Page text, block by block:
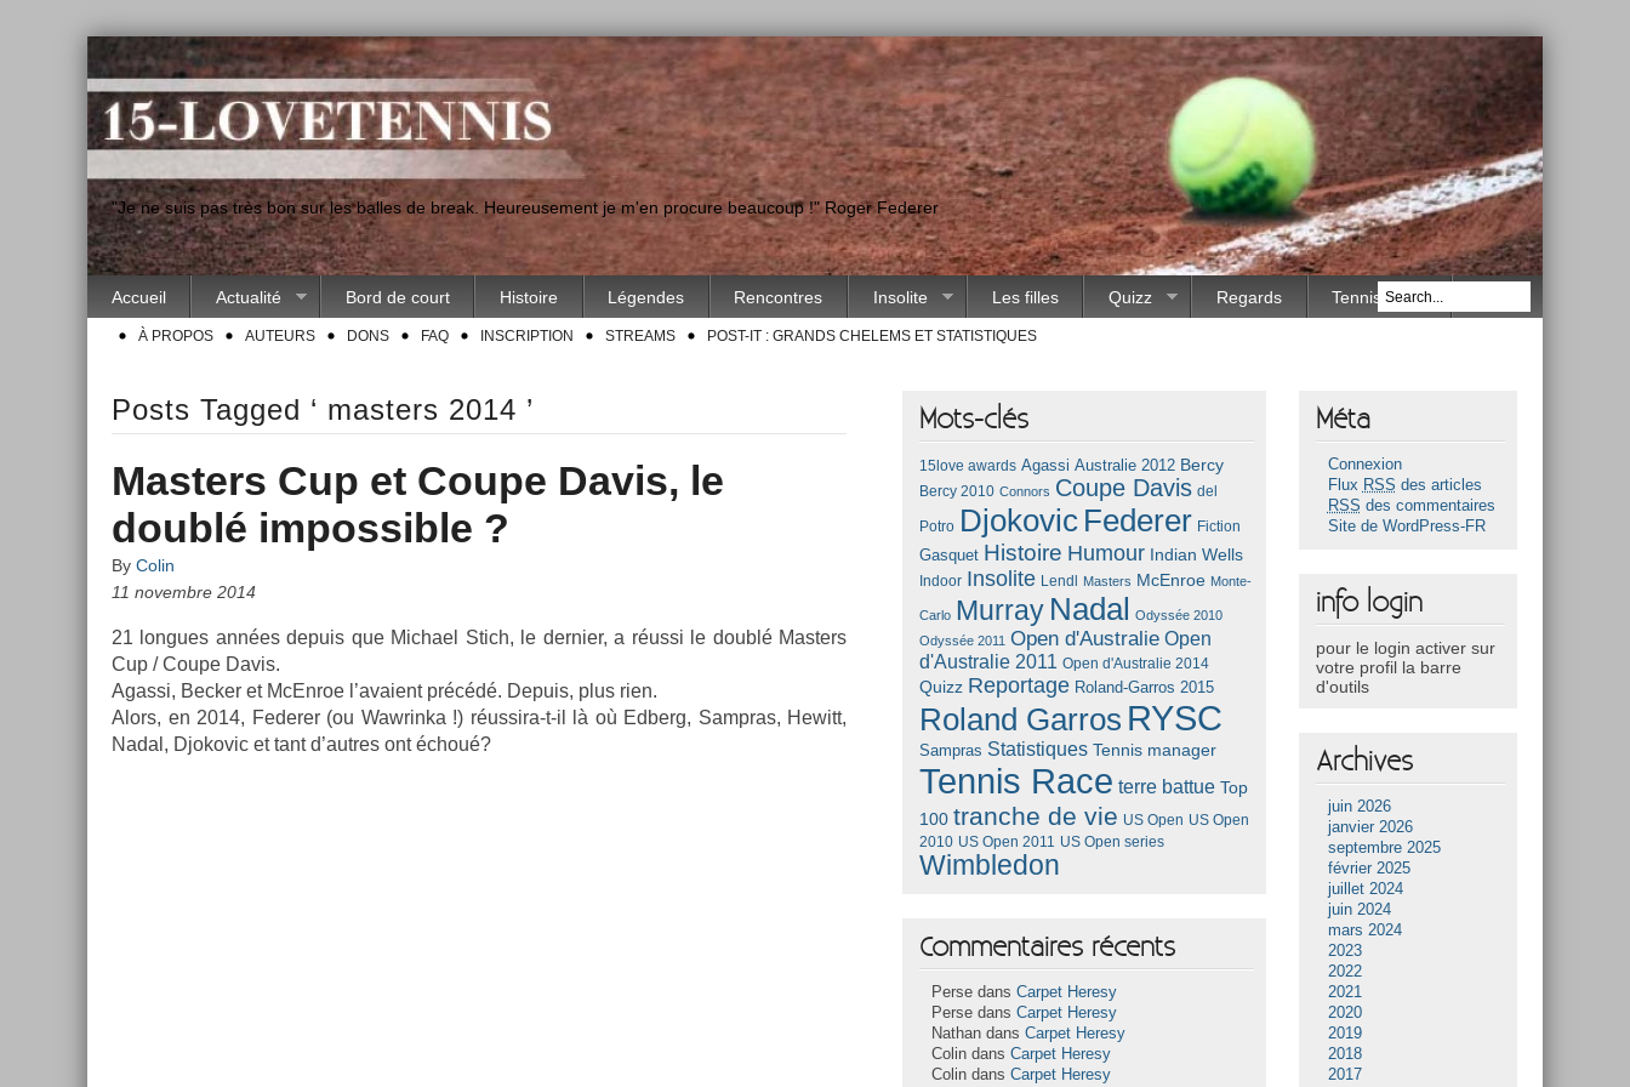
"Je ne suis pas très bon sur les balles de break. Heureusement je m'en procure beaucoup !" Roger Federer
Accueil Actualité Bord de court Histoire Légendes Rencontres Insolite Les filles Quizz Regards Tennis Race
À PROPOS AUTEURS DONS FAQ INSCRIPTION STREAMS POST-IT : GRANDS CHELEMS ET STATISTIQUES
Posts Tagged ‘ masters 2014 ’
Masters Cup et Coupe Davis, le
doublé impossible ?
By Colin
11 novembre 2014
21 lon­gues années de­puis que Mic­hael Stich, le de­rni­er, a réussi le doublé Mast­ers
Cup / Coupe Davis.
Agas­si, Be­ck­er et McEn­roe l’avaient précédé. De­puis, plus rien.
Alors, en 2014, Feder­er (ou Waw­rinka !) réussira-t-il là où Ed­berg, Sampras, Hewitt,
Nadal, Djokovic et tant d’aut­res ont échoué?
Mots-clés
15love awards Agassi Australie 2012 Bercy
Bercy 2010 Connors Coupe Davis del
Potro Djokovic Federer Fiction
Gasquet Histoire Humour Indian Wells
Indoor Insolite Lendl Masters McEnroe Monte-
Carlo Murray Nadal
Odyssée 2010
Odyssée 2011 Open d'Australie Open
d'Australie 2011 Open d'Australie 2014
Quizz Reportage Roland-Garros 2015
Roland Garros RYSC
Sampras Statistiques Tennis manager
Tennis Race terre battue Top
100 tranche de vie US Open US Open
2010 US Open 2011 US Open series
Wimbledon
Commentaires récents
Perse dansCarpet Heresy
Perse dansCarpet Heresy
Nathan dansCarpet Heresy
Colin dansCarpet Heresy
Colin dansCarpet Heresy
Méta
Connexion
Flux RSS des articles
RSS des commentaires
Site de WordPress-FR
info login
pour le login activer sur
votre profil la barre
d'outils
Archives
juin 2026
janvier 2026
septembre 2025
février 2025
juillet 2024
juin 2024
mars 2024
2023
2022
2021
2020
2019
2018
2017